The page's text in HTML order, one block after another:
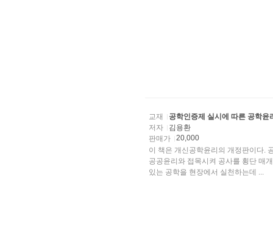
교재
공학인증제 실시에 따른 공학윤
저자
김용환
판매가
20,000
이 책은 개신공학윤리의 개정판이다.
공공윤리와 접목시켜 공사를 횡단 매
있는 공학을 현장에서 실천하는데 ...